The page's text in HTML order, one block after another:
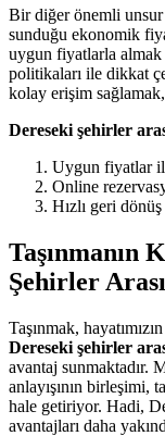
Bir diğer önemli unsur
sunduğu ekonomik
uygun fiyatlarla
politikaları ile dikkat
kolay erişim sağlamak,
Dereseki şehirler
Uygun fiyatlar
Online
Hızlı geri
Taşınmanın
Şehirler
Taşınmak,
Dereseki şehirler
avantaj sunmaktadır.
anlayışının birleşimi,
hale getiriyor. Hadi,
avantajları daha